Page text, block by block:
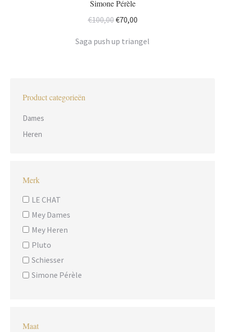
Simone Pérèle
€100,00Oorspronkelijke
was:
€70,00Huidige
is:
Saga push up triangel
Product categorieën
Dames
Heren
Merk
LE CHAT
Mey Dames
Mey Heren
Pluto
Schiesser
Simone Pérèle
Maat